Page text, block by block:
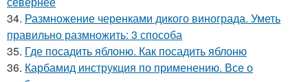
34. Размножение черенками дикого винограда. Уметь
правильно размножить: 3 способа
35. Где посадить яблоню. Как посадить яблоню
36. Карбамид инструкция по применению. Все о